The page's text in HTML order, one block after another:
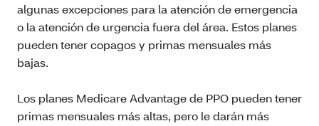
algunas excepciones para la atención de emergencia
o la atención de urgencia fuera del área. Estos planes
pueden tener copagos y primas mensuales más
bajas.
Los planes Medicare Advantage de PPO pueden tener
primas mensuales más altas, pero le darán más